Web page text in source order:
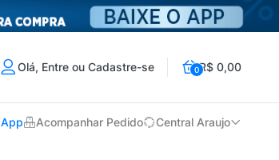
Olá, Entre ou Cadastre-se 0R$ 0,00
Acompanhar Pedido Central Araujo